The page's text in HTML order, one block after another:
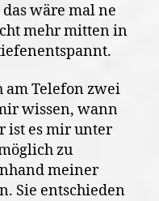
wäre mal ne
mehr mitten in
am Telefon zwei
wissen, wann
ist es mir unter
zu
meiner
Sie entschieden